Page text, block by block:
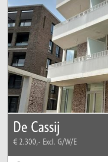
De Cassij
€ 2.300,- Excl. G/W/E